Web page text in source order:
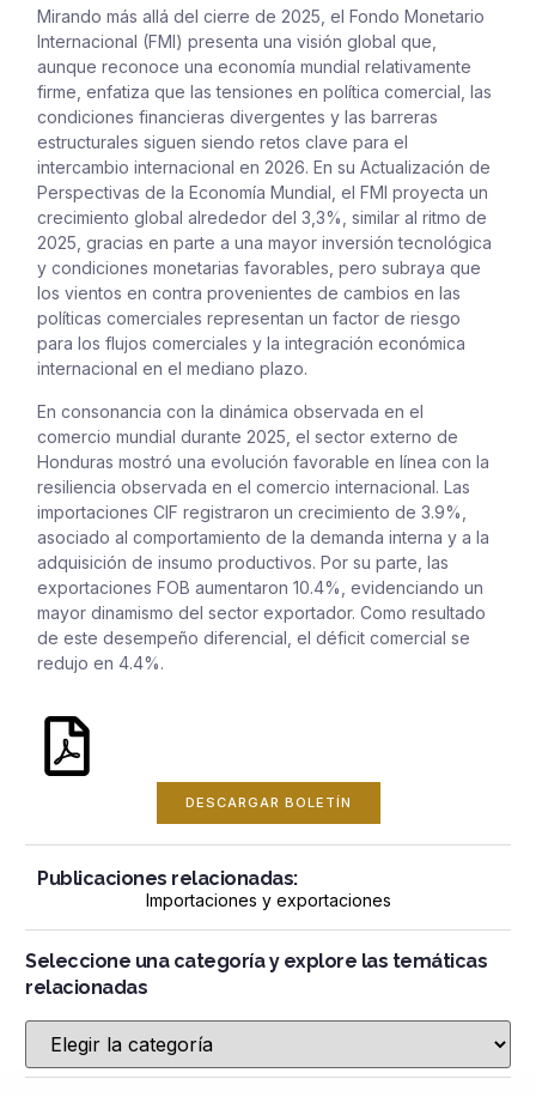
Mirando más allá del cierre de 2025, el Fondo Monetario
Internacional (FMI) presenta una visión global que,
aunque reconoce una economía mundial relativamente
firme, enfatiza que las tensiones en política comercial, las
condiciones financieras divergentes y las barreras
estructurales siguen siendo retos clave para el
intercambio internacional en 2026. En su Actualización de
Perspectivas de la Economía Mundial, el FMI proyecta un
crecimiento global alrededor del 3,3%, similar al ritmo de
2025, gracias en parte a una mayor inversión tecnológica
y condiciones monetarias favorables, pero subraya que
los vientos en contra provenientes de cambios en las
políticas comerciales representan un factor de riesgo
para los flujos comerciales y la integración económica
internacional en el mediano plazo.
En consonancia con la dinámica observada en el
comercio mundial durante 2025, el sector externo de
Honduras mostró una evolución favorable en línea con la
resiliencia observada en el comercio internacional. Las
importaciones CIF registraron un crecimiento de 3.9%,
asociado al comportamiento de la demanda interna y a la
adquisición de insumo productivos. Por su parte, las
exportaciones FOB aumentaron 10.4%, evidenciando un
mayor dinamismo del sector exportador. Como resultado
de este desempeño diferencial, el déficit comercial se
redujo en 4.4%.
DESCARGAR BOLETÍN
Publicaciones relacionadas:
Importaciones y exportaciones
Seleccione una categoría y explore las temáticas
relacionadas